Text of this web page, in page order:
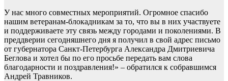
У нас много совместных мероприятий. Огромное спасибо
нашим ветеранам-блокадникам за то, что вы в них участвуете
и поддерживаете эту связь между городами и поколениями. В
преддверии сегодняшнего дня я получил в свой адрес письмо
от губернатора Санкт-Петербурга Александра Дмитриевича
Беглова и хотел бы по его просьбе передать вам слова
благодарности и поздравления!» – обратился к собравшимся
Андрей Травников.